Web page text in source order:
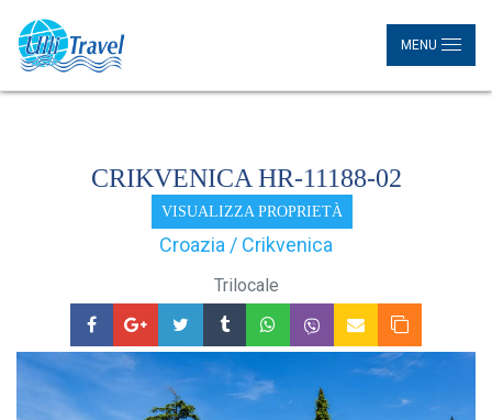
MENU
CRIKVENICA HR-11188-02
VISUALIZZA PROPRIETÀ
Croazia / Crikvenica
Trilocale